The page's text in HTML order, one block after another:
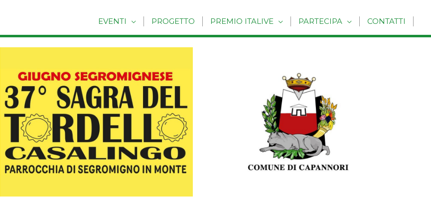
EVENTI PROGETTO PREMIO ITALIVE PARTECIPA CONTATTI